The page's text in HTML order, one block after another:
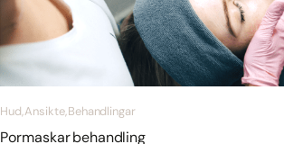
Hud, Ansikte, Behandlingar
Pormaskar behandling